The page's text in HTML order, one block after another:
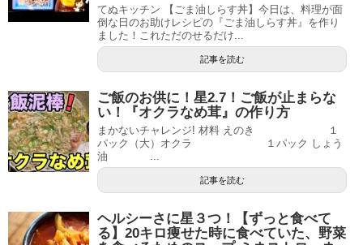
てぬキッチン 【ごま油しらす丼】今日は、料理が面
倒な日のお助けレシピの『ごま油しらす丼』を作り
ました！これただのせるだけ...
記事を読む
ご飯のお供に！星2.7！ご飯が止まらな
い！『オクラなめ茸』の作り方
まかないチャレンジ! 材料 えのき １
パック（大）オクラ １パック しょう
油 ...
記事を読む
ヘルシーさに星３つ！【ずっと食べて
る】20キロ痩せた時に食べていた、野菜